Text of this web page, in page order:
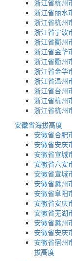
浙江省杭州
浙江省丽水
浙江省杭州
浙江省宁波
浙江省衢州
浙江省金华
浙江省衢州
浙江省金华
浙江省温州
浙江省台州
浙江省杭州
浙江省杭州
安徽省海拔高度
安徽省合肥
安徽省安庆
安徽省宣城
安徽省六安
安徽省宣城
安徽省滁州
安徽省阜阳
安徽省安庆
安徽省芜湖
安徽省滁州
安徽省安庆
安徽省宿州
拔高度